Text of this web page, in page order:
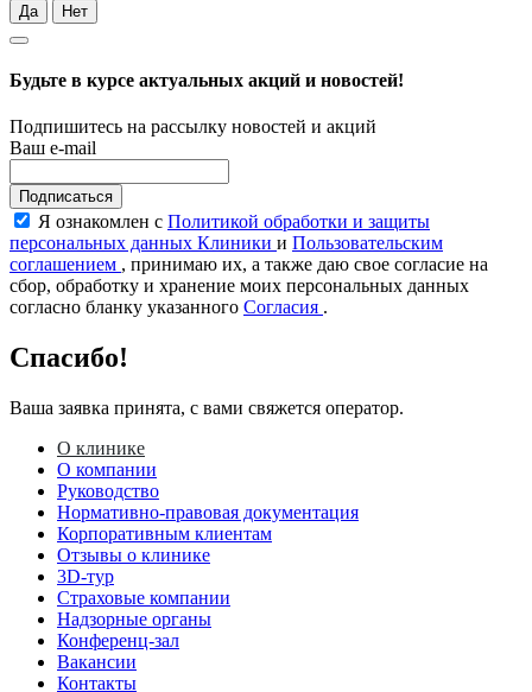
Да Нет
Будьте в курсе актуальных акций и новостей!
Подпишитесь на рассылку новостей и акций
Ваш e-mail
Подписаться
Я ознакомлен с Политикой обработки и защиты
персональных данных Клиники и Пользовательским
соглашением , принимаю их, а также даю свое согласие на
сбор, обработку и хранение моих персональных данных
согласно бланку указанного Согласия .
Спасибо!
Ваша заявка принята, с вами свяжется оператор.
О клинике
О компании
Руководство
Нормативно-правовая документация
Корпоративным клиентам
Отзывы о клинике
3D-тур
Страховые компании
Надзорные органы
Конференц-зал
Вакансии
Контакты